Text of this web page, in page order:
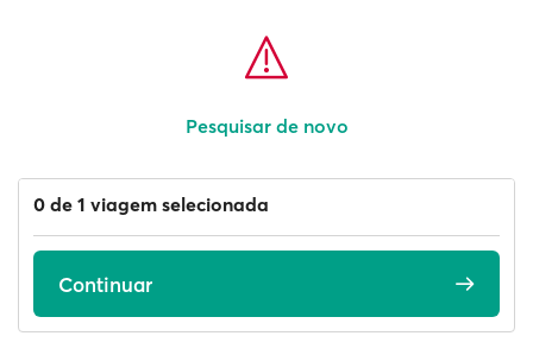
Pesquisar de novo
0 de 1 viagem selecionada
Continuar